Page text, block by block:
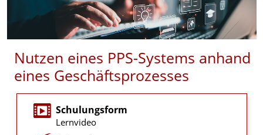
Nutzen eines PPS-Systems anhand
eines Geschäftsprozesses
Schulungsform
Lernvideo